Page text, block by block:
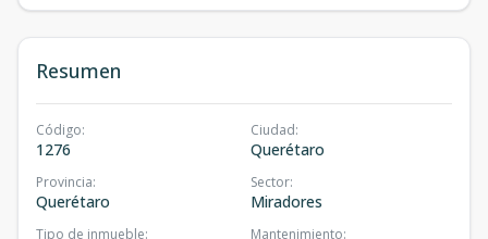
Resumen
Código:
1276
Ciudad:
Querétaro
Provincia:
Querétaro
Sector:
Miradores
Tipo de inmueble: Mantenimiento: